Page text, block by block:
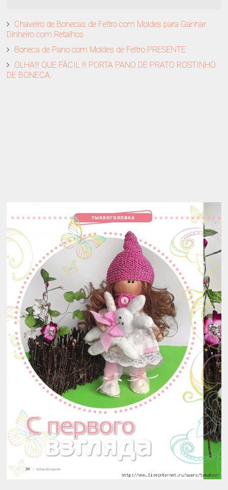
Chaveiro de Bonecas de Feltro com Moldes para Ganhar
Dinheiro com Retalhos
Boneca de Pano com Moldes de Feltro PRESENTE
OLHA!!! QUE FÁCIL !!! PORTA PANO DE PRATO ROSTINHO
DE BONECA.